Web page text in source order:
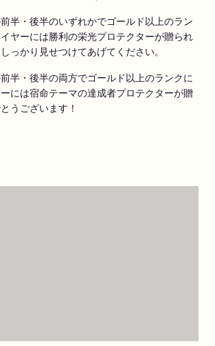
前半・後半のいずれかでゴールド以上のラン
ヤーには勝利の栄光プロテクターが贈られ
っかり見せつけてあげてください。
前半・後半の両方でゴールド以上のランクに
には宿命テーマの達成者プロテクターが贈
うございます！